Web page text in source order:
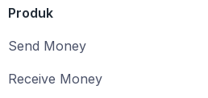
Produk
Send Money
Receive Money